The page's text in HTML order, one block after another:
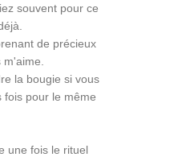
souvent pour ce
de précieux
la bougie si vous
fois pour le même
une fois le rituel